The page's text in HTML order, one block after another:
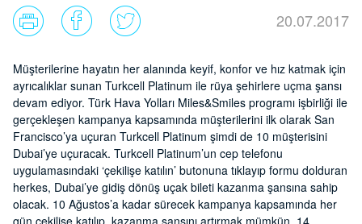
20.07.2017
Müşterilerine hayatın her alanında keyif, konfor ve hız katmak için
ayrıcalıklar sunan Turkcell Platinum ile rüya şehirlere uçma şansı
devam ediyor. Türk Hava Yolları Miles&Smiles programı işbirliği ile
gerçekleşen kampanya kapsamında müşterilerini ilk olarak San
Francisco’ya uçuran Turkcell Platinum şimdi de 10 müşterisini
Dubai’ye uçuracak. Turkcell Platinum’un cep telefonu
uygulamasındaki ‘çekilişe katılın’ butonuna tıklayıp formu dolduran
herkes, Dubai’ye gidiş dönüş uçak bileti kazanma şansına sahip
olacak. 10 Ağustos’a kadar sürecek kampanya kapsamında her